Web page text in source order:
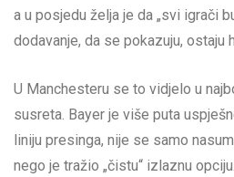
a u posjedu želja je da „svi igrači
dodavanje, da se pokazuju, ostaju
U Manchesteru se to vidjelo u
susreta. Bayer je više puta
liniju presinga, nije se samo
nego je tražio „čistu“ izlaznu